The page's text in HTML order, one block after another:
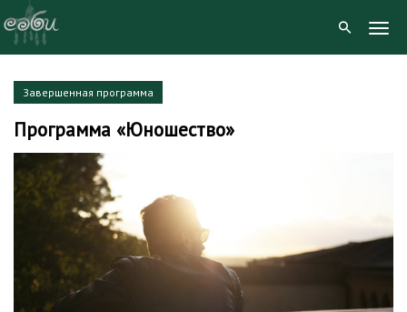
content
Завершенная программа
Программа «Юношество»